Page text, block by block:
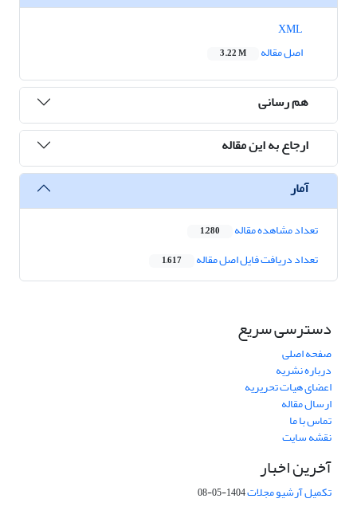
اصل مقاله
3.22 M
هم رسانی
ارجاع به این مقاله
آمار
تعداد مشاهده مقاله 1,280
تعداد دریافت فایل اصل مقاله 1,617
دسترسی سریع
صفحه اصلی
درباره نشریه
اعضای هیات تحریریه
ارسال مقاله
تماس با ما
نقشه سایت
آخرین اخبار
تکمیل آرشیو مجلات1404-05-08